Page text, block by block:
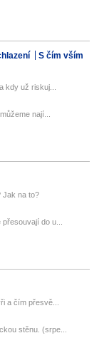
S čím vším
kdy už riskuj...
nají...
Jak na to?
do u...
a čím přesvě...
stěnu. (srpe...